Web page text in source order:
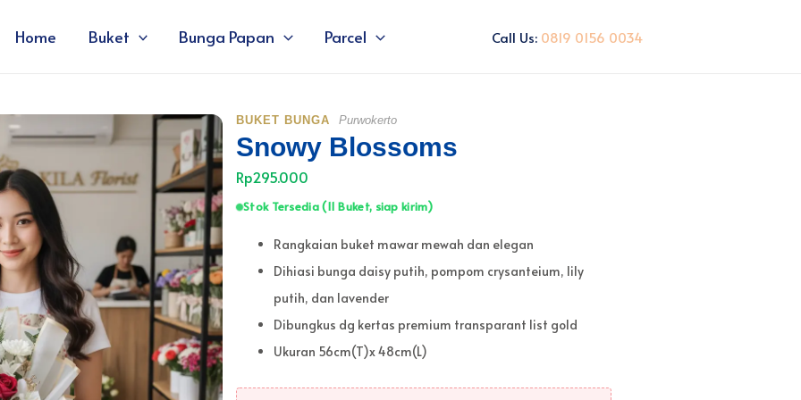
Home Buket Bunga Papan Parcel Call Us: 0819 0156 0034
BUKET BUNGA
Snowy Blossoms
Purwokerto
Rp295.000
Stok Tersedia (11 Buket, siap kirim)
Rangkaian buket mawar mewah dan elegan
Dihiasi bunga daisy putih, pompom crysanteium, lily
putih, dan lavender
Dibungkus dg kertas premium transparant list gold
Ukuran 56cm(T)x 48cm(L)